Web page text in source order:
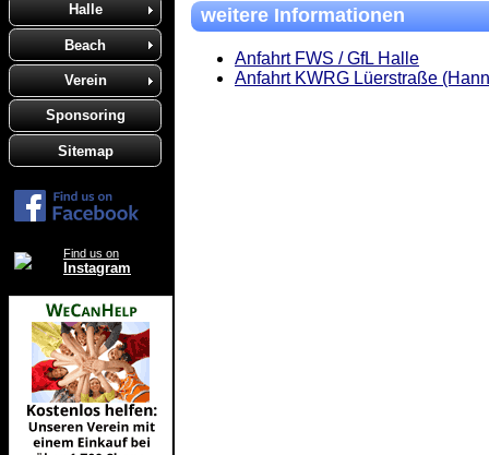
Halle
Beach
Verein
Sponsoring
Sitemap
Find us on
Instagram
weitere Informationen
Anfahrt FWS / GfL Halle
Anfahrt KWRG Lüerstraße